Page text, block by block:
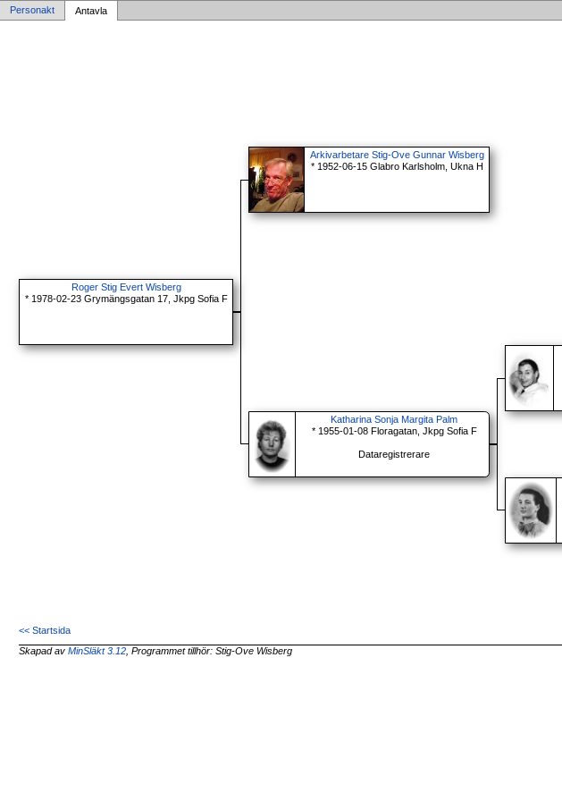
Personakt Antavla
Roger Stig Evert Wisberg
* 1978-02-23 Grymängsgatan 17, Jkpg Sofia F
Arkivarbetare Stig-Ove Gunnar Wisberg
* 1952-06-15 Glabro Karlsholm, Ukna H
Katharina Sonja Margita Palm
* 1955-01-08 Floragatan, Jkpg Sofia F
Dataregistrerare
<< Startsida
Skapad avMinSläkt 3.12 , Programmet tillhör: Stig-Ove Wisberg